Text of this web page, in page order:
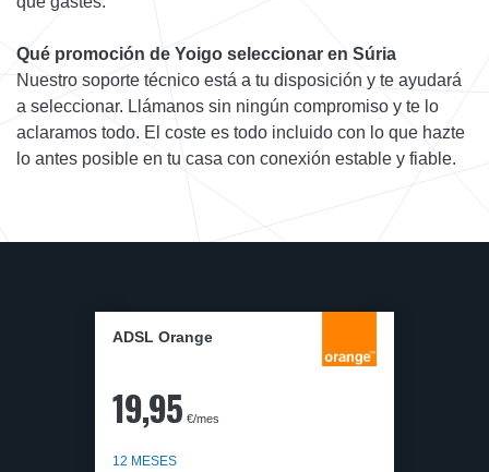
Qué promoción de Yoigo seleccionar en Súria
Nuestro soporte técnico está a tu disposición y te ayudará
a seleccionar. Llámanos sin ningún compromiso y te lo
aclaramos todo. El coste es todo incluido con lo que hazte
lo antes posible en tu casa con conexión estable y fiable.
ADSL Orange
19,95 €/mes
12 MESES